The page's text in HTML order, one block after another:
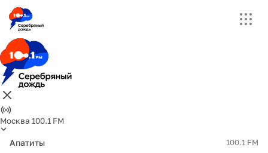
Москва 100.1 FM
Апатиты 100.1 FM